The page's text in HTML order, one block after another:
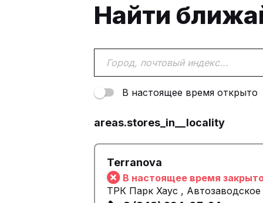
Найти
В настоящее время открыто
areas.stores_in__locality
Terranova
В настоящее время
ТРК Парк Хаус ,